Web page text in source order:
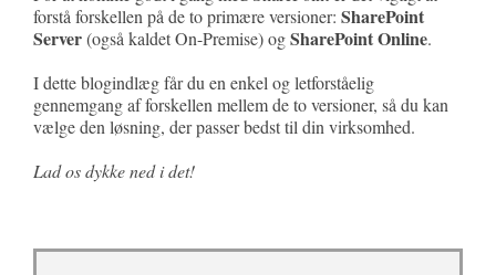
forstå forskellen på de to primære versioner: SharePoint
Server(også kaldet On-Premise) ogSharePoint Online.
I dette blogindlæg får du en enkel og letforståelig
gennemgang af forskellen mellem de to versioner, så du kan
vælge den løsning, der passer bedst til din virksomhed.
Lad os dykke ned i det!